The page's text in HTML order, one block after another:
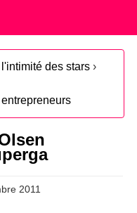
des stars ›
entrepreneurs
2011